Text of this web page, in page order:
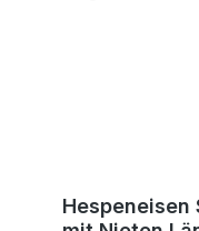
Hespeneisen